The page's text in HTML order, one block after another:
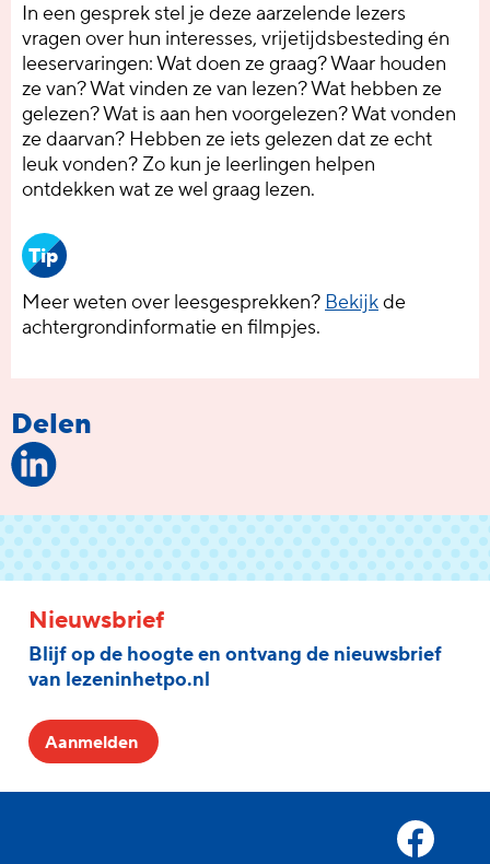
In een gesprek stel je deze aarzelende lezers
vragen over hun interesses, vrijetijdsbesteding én
leeservaringen: Wat doen ze graag? Waar houden
ze van? Wat vinden ze van lezen? Wat hebben ze
gelezen? Wat is aan hen voorgelezen? Wat vonden
ze daarvan? Hebben ze iets gelezen dat ze echt
leuk vonden? Zo kun je leerlingen helpen
ontdekken wat ze wel graag lezen.
Tip
Meer weten over leesgesprekken? Bekijkde
achtergrondinformatie en filmpjes.
Delen
Nieuwsbrief
Blijf op de hoogte en ontvang de nieuwsbrief
van lezeninhetpo.nl
Aanmelden